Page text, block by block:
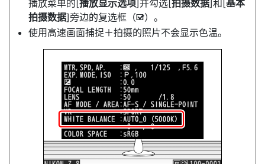
播放菜单的[ 播放显示选项 ]并勾选[ 拍摄数据 ]和[ 基本
拍摄数据]旁边的复选框（M）。
使用高速画面捕捉＋拍摄的照片不会显示色温。